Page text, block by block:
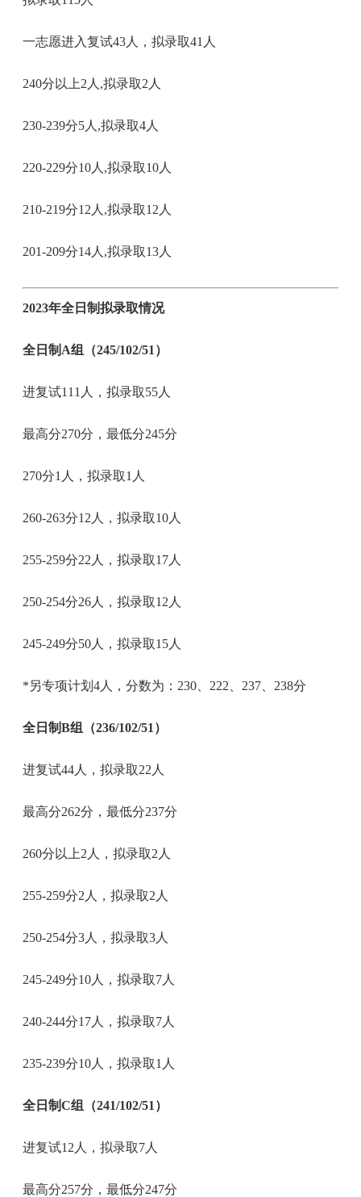
一志愿进入复试43人，拟录取41人
240分以上2人,拟录取2人
230-239分5人,拟录取4人
220-229分10人,拟录取10人
210-219分12人,拟录取12人
201-209分14人,拟录取13人
2023年全日制拟录取情况
全日制A组（245/102/51）
进复试111人，拟录取55人
最高分270分，最低分245分
270分1人，拟录取1人
260-263分12人，拟录取10人
255-259分22人，拟录取17人
250-254分26人，拟录取12人
245-249分50人，拟录取15人
*另专项计划4人，分数为：230、222、237、238分
全日制B组（236/102/51）
进复试44人，拟录取22人
最高分262分，最低分237分
260分以上2人，拟录取2人
255-259分2人，拟录取2人
250-254分3人，拟录取3人
245-249分10人，拟录取7人
240-244分17人，拟录取7人
235-239分10人，拟录取1人
全日制C组（241/102/51）
进复试12人，拟录取7人
最高分257分，最低分247分